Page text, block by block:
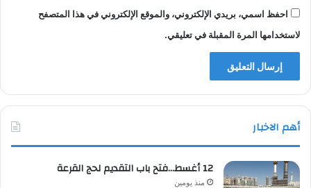
احفظ اسمي، بريدي الإلكتروني، والموقع الإلكتروني في هذا المتصفح
لاستخدامها المرة المقبلة في تعليقي.
أهم الاخبار
12 أغسط…فتح باب التقديم لحج القرعة
منذ يومين